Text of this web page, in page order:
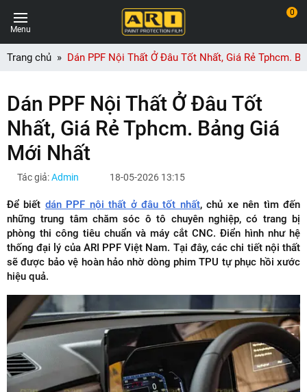
Menu
0
Trang chủ Dán PPF Nội Thất Ở Đâu Tốt Nhất, Giá Rẻ Tphcm.
Dán PPF Nội Thất Ở Đâu Tốt
Nhất, Giá Rẻ Tphcm. Bảng Giá
Mới Nhất
Tác giả:Admin 18-05-2026 13:15
Để biết dán PPF nội thất ở đâu tốt nhất, chủ xe nên tìm đến
những trung tâm chăm sóc ô tô chuyên nghiệp, có trang bị
phòng thi công tiêu chuẩn và máy cắt CNC. Điển hình như hệ
thống đại lý của ARI PPF Việt Nam. Tại đây, các chi tiết nội thất
sẽ được bảo vệ hoàn hảo nhờ dòng phim TPU tự phục hồi xước
hiệu quả.